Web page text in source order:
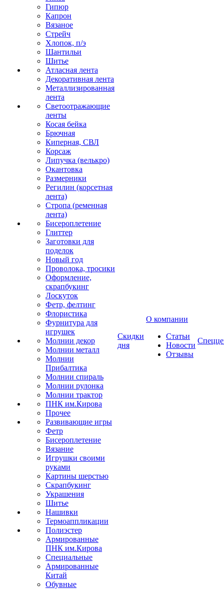
Гипюр
Капрон
Вязаное
Стрейч
Хлопок, п/э
Шантильи
Шитье
Атласная лента
Декоративная лента
Металлизированная
лента
Светоотражающие
ленты
Косая бейка
Брючная
Киперная, СВЛ
Корсаж
Липучка (велькро)
Окантовка
Размерники
Регилин (корсетная
лента)
Стропа (ременная
лента)
Бисероплетение
Глиттер
Заготовки для
поделок
Новый год
Проволока, тросики
Оформление,
скрапбукинг
Лоскуток
Фетр, фелтинг
Флористика
Фурнитура для
игрушек
Молнии декор
Молнии металл
Молнии
Прибалтика
Молнии спираль
Молнии рулонка
Молнии трактор
ПНК им.Кирова
Прочее
Развивающие игры
Фетр
Бисероплетение
Вязание
Игрушки своими
руками
Картины шерстью
Скрапбукинг
Украшения
Шитье
Нашивки
Термоаппликации
Полиэстер
Армированные
ПНК им.Кирова
Специальные
Армированные
Китай
Обувные
Скидки
дня
О компании
Статьи
Новости
Отзывы